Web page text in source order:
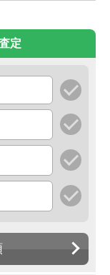
定